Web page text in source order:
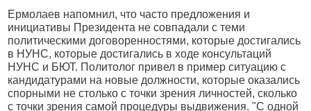
Ермолаев напомнил, что часто предложения и
инициативы Президента не совпадали с теми
политическими договоренностями, которые достигались
в НУНС, которые достигались в ходе консультаций
НУНС и БЮТ. Политолог привел в пример ситуацию с
кандидатурами на новые должности, которые оказались
спорными не столько с точки зрения личностей, сколько
с точки зрения самой процедуры выдвижения. "С одной